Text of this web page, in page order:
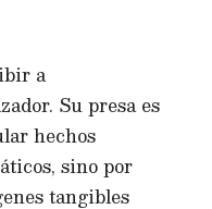
a
Su presa es
hechos
sino por
tangibles